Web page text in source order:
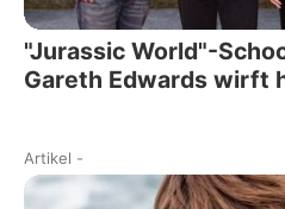
"Jurassic World"-
Gareth Edwards wirft
Artikel -